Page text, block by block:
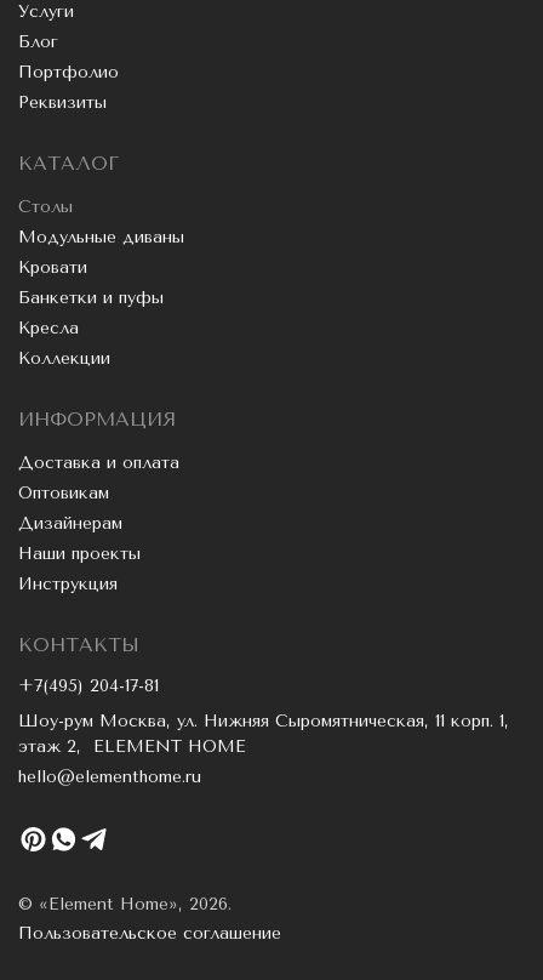
Услуги
Блог
Портфолио
Реквизиты
КАТАЛОГ
Столы
Модульные диваны
Кровати
Банкетки и пуфы
Кресла
Коллекции
ИНФОРМАЦИЯ
Доставка и оплата
Оптовикам
Дизайнерам
Наши проекты
Инструкция
КОНТАКТЫ
+7(495) 204-17-81
Шоу-рум Москва, ул. Нижняя Сыромятническая, 11 корп. 1,
этаж 2, ELEMENT HOME
hello@elementhome.ru
© «Element Home», 2026.
Пользовательское соглашение